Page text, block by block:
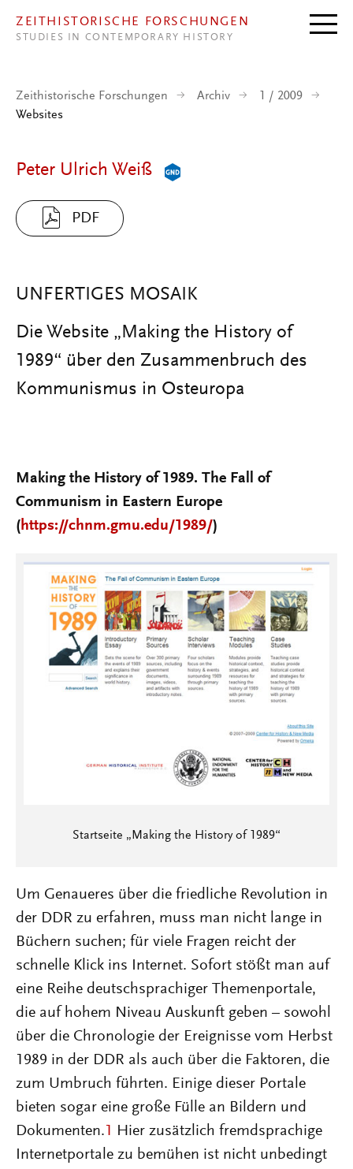
ZEITHISTORISCHE FORSCHUNGEN
STUDIES IN CONTEMPORARY HISTORY
Zeithistorische Forschungen Archiv
1 / 2009
Websites
Peter Ulrich Weiß
PDF
UNFERTIGES MOSAIK
Die Website „Making the History of
1989“ über den Zusammenbruch des
Kommunismus in Osteuropa
Making the History of 1989. The Fall of
Communism in Eastern Europe
(https://chnm.gmu.edu/1989/)
Startseite „Making the History of 1989“
Um Genaueres über die friedliche Revolution in
der DDR zu erfahren, muss man nicht lange in
Büchern suchen; für viele Fragen reicht der
schnelle Klick ins Internet. Sofort stößt man auf
eine Reihe deutschsprachiger Themenportale,
die auf hohem Niveau Auskunft geben – sowohl
über die Chronologie der Ereignisse vom Herbst
1989 in der DDR als auch über die Faktoren, die
zum Umbruch führten. Einige dieser Portale
bieten sogar eine große Fülle an Bildern und
Dokumenten.1
Hier zusätzlich fremdsprachige
Internetportale zu bemühen ist nicht unbedingt